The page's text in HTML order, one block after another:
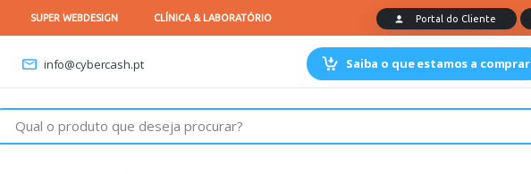
info@cybercash.pt Saiba o que estamos a comprar